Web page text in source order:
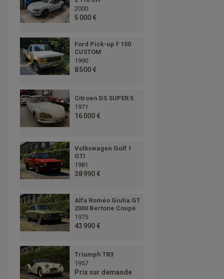
2000
5 000 €
Ford Pick-up F 150
CUSTOM
1990
8 500 €
Citroen DS SUPER 5
1971
16 000 €
Volkswagen Golf 1
GTI
1981
38 990 €
Alfa Roméo Giulia GT
2000 Bertone Coupé
1975
43 990 €
Triumph TR3
1957
Prix sur demande